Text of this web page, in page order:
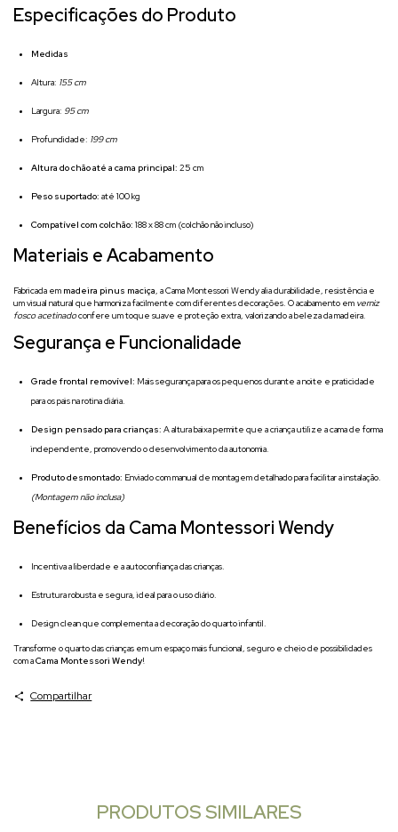
Especificações do Produto
Medidas
Altura: 155 cm
Largura: 95 cm
Profundidade: 199 cm
Altura do chão até a cama principal: 25 cm
Peso suportado: até 100 kg
Compatível com colchão: 188 x 88 cm (colchão não incluso)
Materiais e Acabamento
Fabricada em madeira pinus maciça, a Cama Montessori Wendy alia durabilidade, resistência e
um visual natural que harmoniza facilmente com diferentes decorações. O acabamento em verniz
fosco acetinadoconfere um toque suave e proteção extra, valorizando a beleza da madeira.
Segurança e Funcionalidade
Grade frontal removível: Mais segurança para os pequenos durante a noite e praticidade
para os pais na rotina diária.
Design pensado para crianças: A altura baixa permite que a criança utilize a cama de forma
independente, promovendo o desenvolvimento da autonomia.
Produto desmontado: Enviado com manual de montagem detalhado para facilitar a instalação.
(Montagem não inclusa)
Benefícios da Cama Montessori Wendy
Incentiva a liberdade e a autoconfiança das crianças.
Estrutura robusta e segura, ideal para o uso diário.
Design clean que complementa a decoração do quarto infantil.
Transforme o quarto das crianças em um espaço mais funcional, seguro e cheio de possibilidades
com aCama Montessori Wendy!
Compartilhar
PRODUTOS SIMILARES